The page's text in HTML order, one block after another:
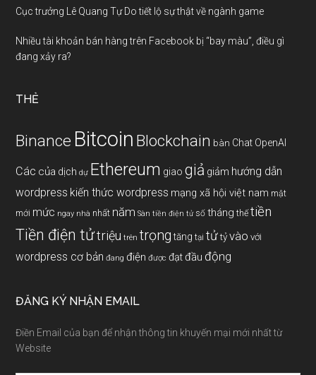
Cục trưởng Lê Quang Tự Do tiết lộ sự thật về ngành game
Nhiều tài khoản bán hàng trên Facebook bị “bay màu”, điều gì
đang xảy ra?
THẺ
Binance Bitcoin Blockchain bàn Chat OpenAI
Các của dịch dự Ethereum giao giả giảm hướng dẫn
wordpress kiến thức wordpress mạng xã hội việt nam mật
mới mức ngay nhà nhất năm Sàn tiền điện tử số tháng thế tiền
Tiền điện tửtriệu trên trọng tăng tại tử tỷ vào với
wordpress cơ bản đang điện được đạtđầu động
ĐĂNG KÝ NHẬN EMAIL
Điền Email của bạn để nhận thông tin khuyến mại mới nhất từ
Website